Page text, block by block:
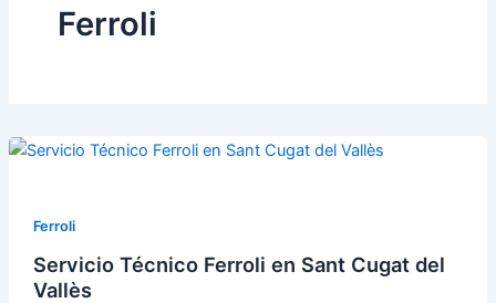
Ferroli
Ferroli
Servicio Técnico Ferroli en Sant Cugat del
Vallès